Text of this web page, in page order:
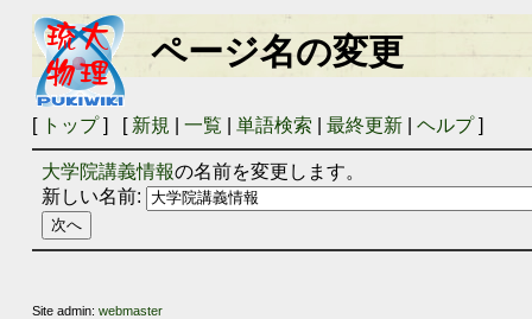
ページ名の変更
[ トップ] [ 新規 一覧 単語検索 最終更新| ヘルプ]
大学院講義情報の名前を変更します。
新しい名前:
Site admin: webmaster